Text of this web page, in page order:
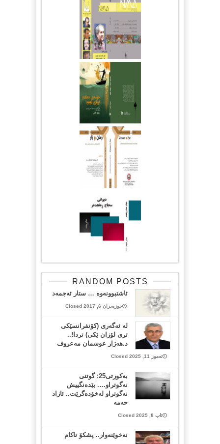
RANDOM POSTS
ئاشتبوونه‌وه‌ … ستار ئه‌جمه‌د
حوزەیران 6, 2017 Closed
لە ئەگەری (کۆنفرانسێکی
تری لۆزان ێکی) تردا!..
د.هەژار عوسمان مەعروف
تەموز 11, 2025 Closed
بەکورتی25: گوتنی
نەگوتراو…. بێدەنگییش
نەگوتراو لەخۆدەگرێت.. ئازاد
حەمە
ئاب 8, 2025 Closed
نەخوێنەوار.. پشکۆ ناکام